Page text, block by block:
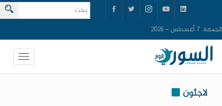
الجمعة, 7 أغسطس - 2026
لاجئون